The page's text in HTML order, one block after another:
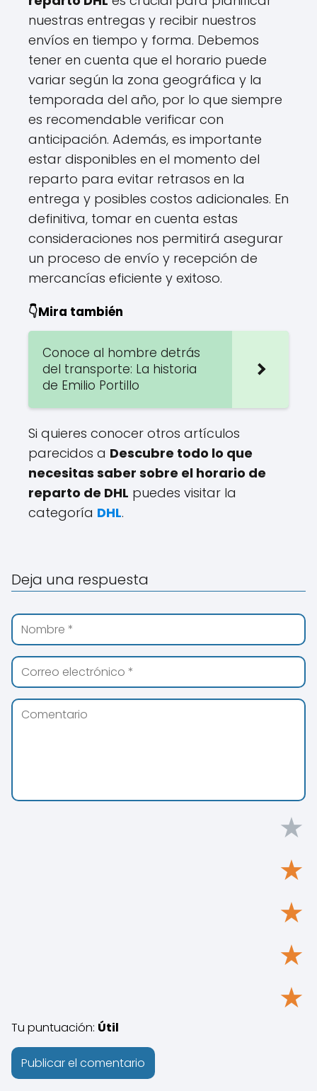
nuestras entregas y recibir nuestros
envíos en tiempo y forma. Debemos
tener en cuenta que el horario puede
variar según la zona geográfica y la
temporada del año, por lo que siempre
es recomendable verificar con
anticipación. Además, es importante
estar disponibles en el momento del
reparto para evitar retrasos en la
entrega y posibles costos adicionales. En
definitiva, tomar en cuenta estas
consideraciones nos permitirá asegurar
un proceso de envío y recepción de
mercancías eficiente y exitoso.
👇Mira también
Conoce al hombre detrás
del transporte: La historia
de Emilio Portillo
Si quieres conocer otros artículos
parecidos a Descubre todo lo que
necesitas saber sobre el horario de
reparto de DHL puedes visitar la
categoría DHL.
Deja una respuesta
★
★
★
★
★
Tu puntuación: Útil